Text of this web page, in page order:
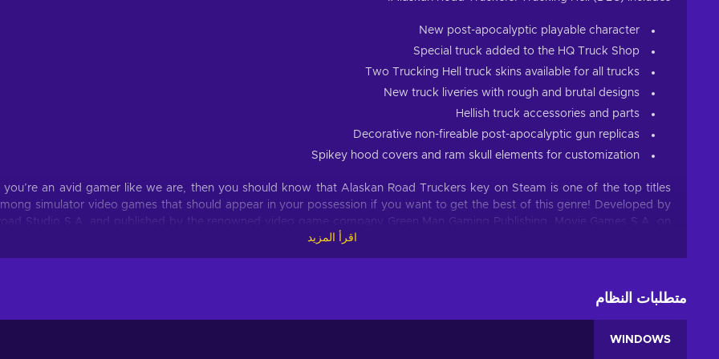
New post-apocalyptic playable character
Special truck added to the HQ Truck Shop
Two Trucking Hell truck skins available for all trucks
New truck liveries with rough and brutal designs
Hellish truck accessories and parts
Decorative non-fireable post-apocalyptic gun replicas
Spikey hood covers and ram skull elements for customization
you’re an avid gamer like we are, then you should know that Alaskan Road Truckers key on Steam is one of the top titles
simulator video games that should appear in your possession if you want to get the best of this genre! Developed by
Road Studio S.A. and published by the renowned video game company Green Man Gaming Publishing, Movie Games S.A. on
2023-10-18, the game delivers gripping gameplay that immerses you from the very first moment and keeps you on your toes
you turn off the game, leaving the sense of wonder to linger about. Buy Alaskan Road Truckers Steam key, save your
Simulator genre
Not everyone wants to be a superhero and fight against villains. Simulator games are for those who enjoy slow-paced events
اقرأ المزيد
متطلبات النظام
WINDOWS